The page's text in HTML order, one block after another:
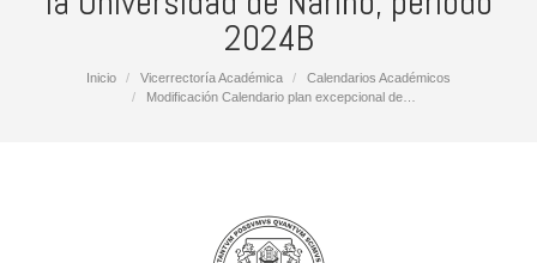
2024B
Estás aquí:
Inicio Vicerrectoría Académica
Calendarios Académicos
Modificación Calendario plan excepcional de…